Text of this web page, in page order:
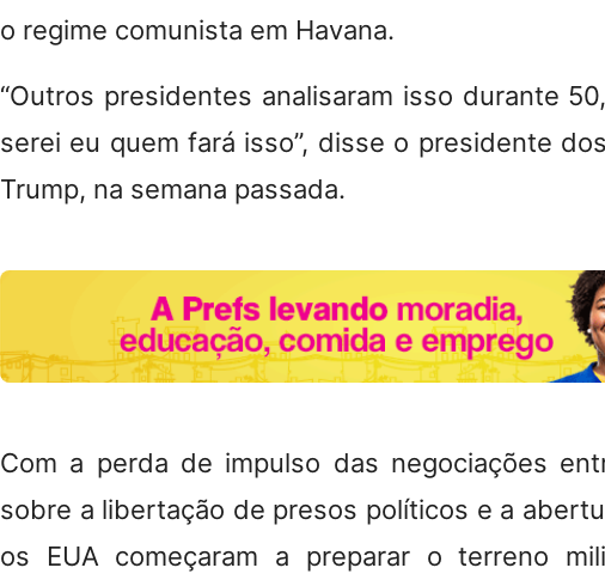
o regime comunista em Havana.
“Outros presidentes analisaram isso durante
serei eu quem fará isso”, disse o presidente
Trump, na semana passada.
Com a perda de impulso das negociações
sobre a libertação de presos políticos e a
os EUA começaram a preparar o terreno